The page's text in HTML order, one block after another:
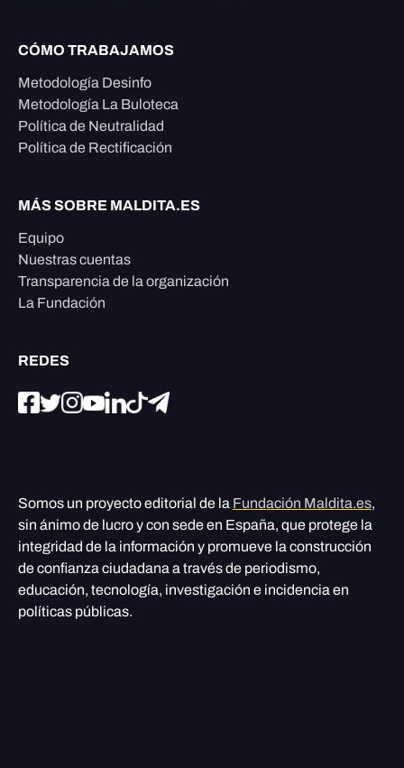
CÓMO TRABAJAMOS
Metodología Desinfo
Metodología La Buloteca
Política de Neutralidad
Política de Rectificación
MÁS SOBRE MALDITA.ES
Equipo
Nuestras cuentas
Transparencia de la organización
La Fundación
REDES
Somos un proyecto editorial de la Fundación Maldita.es,
sin ánimo de lucro y con sede en España, que protege la
integridad de la información y promueve la construcción
de confianza ciudadana a través de periodismo,
educación, tecnología, investigación e incidencia en
políticas públicas.